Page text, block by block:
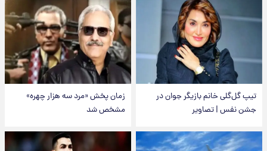
تیپ گل‌گلی خانم بازیگر جوان در
جشن نفس | تصاویر
زمان پخش «مرد سه هزار چهره»
مشخص شد